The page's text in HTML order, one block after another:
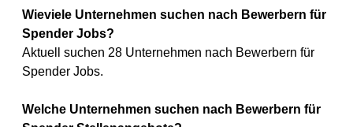
Wieviele Unternehmen suchen nach Bewerbern für
Spender Jobs?
Aktuell suchen 28 Unternehmen nach Bewerbern für
Spender Jobs.
Welche Unternehmen suchen nach Bewerbern für